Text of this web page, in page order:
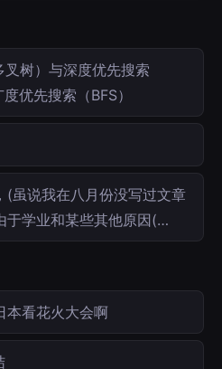
叉树）与深度优先搜索
度优先搜索（BFS）
(虽说我在八月份没写过文章
于学业和某些其他原因(…
本看花火大会啊